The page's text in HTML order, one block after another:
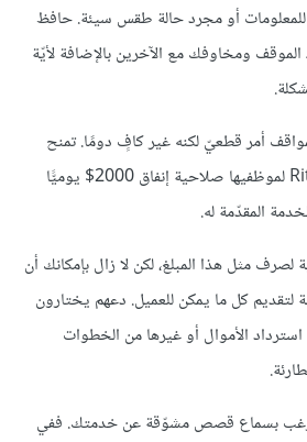
للمعلومات أو مجرد حالة طقس سيئة. حافظ
الموقف ومخاوفك مع الآخرين بالإضافة لأيّة
أمر قطعيّ لكنه غير كافٍ دومًا. تمنح
سلسلة فنادق Ritz Carlton لموظفيها صلاحية إنفاق 2000$ يوميًّا
المقدّمة له.
لصرف مثل هذا المبلغ، لكن لا زال بإمكانك أن
لتقديم كل ما يمكن للعميل. دعهم يختارون
الأموال أو غيرها من الخطوات
يرغب بسماع قصص مشوّقة عن خدمتك. ففي